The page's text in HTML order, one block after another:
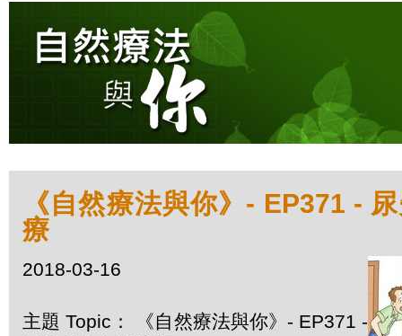
《自然療法與你》- EP371 -
療
2018-03-16
主題 Topic： 《自然療法與你》- EP371 -